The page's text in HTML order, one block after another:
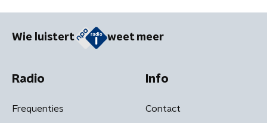
Wie luistert weet meer
Radio
Frequenties
Info
Contact